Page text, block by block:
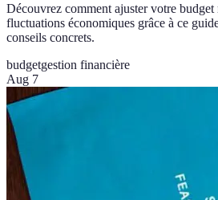
Découvrez comment ajuster votre budget
fluctuations économiques grâce à ce
conseils concrets.
budgetgestion financière
Aug 7